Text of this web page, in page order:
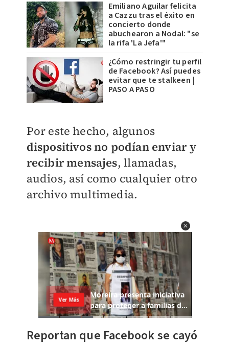
Emiliano Aguilar felicita
a Cazzu tras el éxito en
concierto donde
abuchearon a Nodal: "se
la rifa 'La Jefa'"
¿Cómo restringir tu perfil
de Facebook? Así puedes
evitar que te stalkeen |
PASO A PASO
Por este hecho, algunos
dispositivos no podían enviar y
recibir mensajes, llamadas,
audios, así como cualquier otro
archivo multimedia.
Reportan que Facebook se cayó